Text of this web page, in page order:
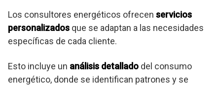
Los consultores energéticos ofrecen servicios
personalizados que se adaptan a las necesidades
específicas de cada cliente.
Esto incluye un análisis detallado del consumo
energético, donde se identifican patrones y se